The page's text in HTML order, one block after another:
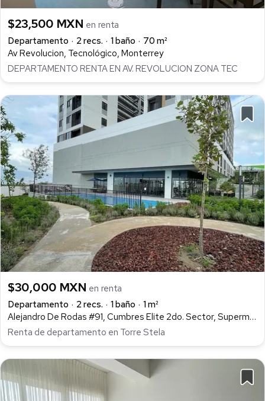
$23,500 MXN en renta
Departamento
2 recs. 1 baño
70 m²
Av Revolucion, Tecnológico, Monterrey
DEPARTAMENTO RENTA EN AV. REVOLUCION ZONA TEC
$30,000 MXN en renta
Departamento
2 recs. 1 baño
1 m²
Alejandro De Rodas #91, Cumbres Elite 2do. Sector, Supermanzana Campus, Cumbres, 64349 Monterrey, N.L., Colonial Cumbres, Monterrey
Renta de departamento en Torre Stela